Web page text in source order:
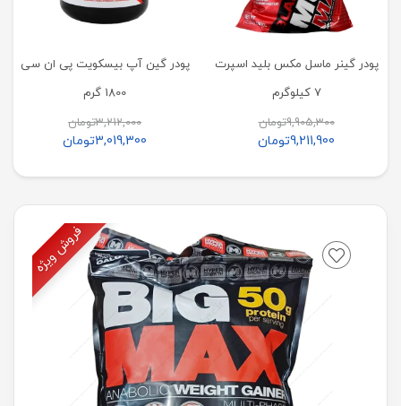
پودر گینر ماسل مکس بلید اسپرت
7 کیلوگرم
9,905,300تومان
9,211,900تومان
پودر گین آپ بیسکویت پی ان سی
1800 گرم
3,212,000تومان
3,019,300تومان
فروش ویژه